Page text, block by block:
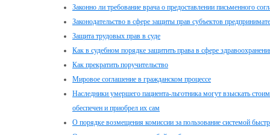
Законно ли требование врача о предоставлении письменного
Законодательство в сфере защиты прав субъектов
Защита трудовых прав в суде
Как в судебном порядке защитить права в сфере
Как прекратить поручительство
Мировое соглашение в гражданском процессе
Наследники умершего пациента-льготника могут взыскать
обеспечен и приобрел их сам
О порядке возмещения комиссии за пользование системой